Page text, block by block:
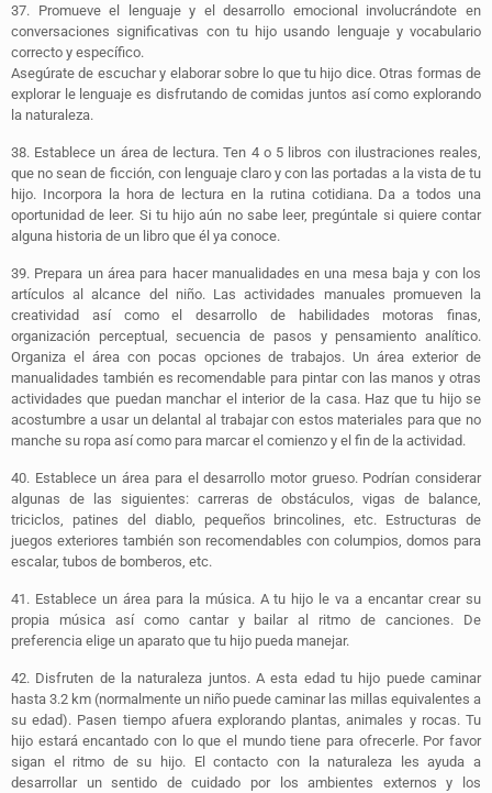
37. Promueve el lenguaje y el desarrollo emocional involucrándote en
conversaciones significativas con tu hijo usando lenguaje y vocabulario
correcto y específico.
Asegúrate de escuchar y elaborar sobre lo que tu hijo dice. Otras formas de
explorar le lenguaje es disfrutando de comidas juntos así como explorando
la naturaleza.
38. Establece un área de lectura.Ten 4 o 5 libros con ilustraciones reales,
que no sean de ficción, con lenguaje claro y con las portadas a la vista de tu
hijo. Incorpora la hora de lectura en la rutina cotidiana. Da a todos una
oportunidad de leer. Si tu hijo aún no sabe leer, pregúntale si quiere contar
alguna historia de un libro que él ya conoce.
39. Prepara un área para hacer manualidades en una mesa baja y con los
artículos al alcance del niño. Las actividades manuales promueven la
creatividad así como el desarrollo de habilidades motoras finas,
organización perceptual, secuencia de pasos y pensamiento analítico.
Organiza el área con pocas opciones de trabajos. Un área exterior de
manualidades también es recomendable para pintar con las manos y otras
actividades que puedan manchar el interior de la casa. Haz que tu hijo se
acostumbre a usar un delantal al trabajar con estos materiales para que no
manche su ropa así como para marcar el comienzo y el fin de la actividad.
40. Establece un área para el desarrollo motor grueso. Podrían considerar
algunas de las siguientes: carreras de obstáculos, vigas de balance,
triciclos, patines del diablo, pequeños brincolines, etc. Estructuras de
juegos exteriores también son recomendables con columpios, domos para
escalar, tubos de bomberos, etc.
41. Establece un área para la música. A tu hijo le va a encantar crear su
propia música así como cantar y bailar al ritmo de canciones. De
preferencia elige un aparato que tu hijo pueda manejar.
42. Disfruten de la naturaleza juntos.A esta edad tu hijo puede caminar
hasta 3.2 km (normalmente un niño puede caminar las millas equivalentes a
su edad). Pasen tiempo afuera explorando plantas, animales y rocas. Tu
hijo estará encantado con lo que el mundo tiene para ofrecerle. Por favor
sigan el ritmo de su hijo. El contacto con la naturaleza les ayuda a
desarrollar un sentido de cuidado por los ambientes externos y los